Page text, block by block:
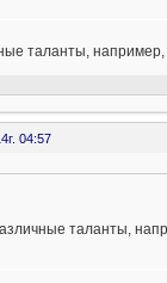
таланты,
04:57
таланты,